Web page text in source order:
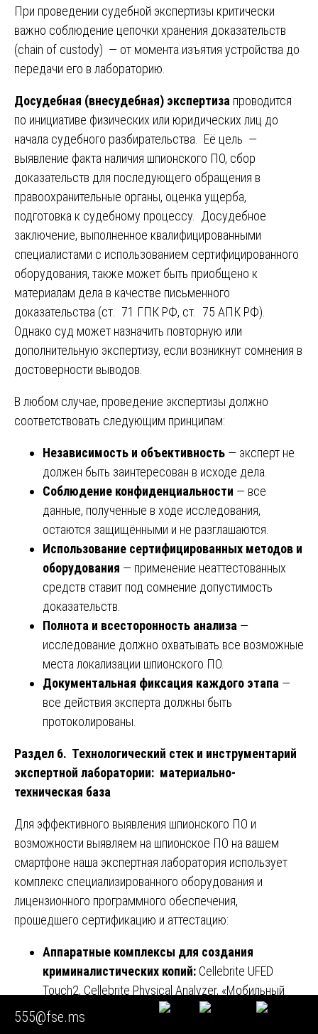
При проведении судебной экспертизы критически
важно соблюдение цепочки хранения доказательств
(chain of custody) — от момента изъятия устройства до
передачи его в лабораторию.
Досудебная (внесудебная) экспертиза проводится
по инициативе физических или юридических лиц до
начала судебного разбирательства. Её цель —
выявление факта наличия шпионского ПО, сбор
доказательств для последующего обращения в
правоохранительные органы, оценка ущерба,
подготовка к судебному процессу. Досудебное
заключение, выполненное квалифицированными
специалистами с использованием сертифицированного
оборудования, также может быть приобщено к
материалам дела в качестве письменного
доказательства (ст. 71 ГПК РФ, ст. 75 АПК РФ).
Однако суд может назначить повторную или
дополнительную экспертизу, если возникнут сомнения в
достоверности выводов.
В любом случае, проведение экспертизы должно
соответствовать следующим принципам:
Независимость и объективность — эксперт не
должен быть заинтересован в исходе дела.
Соблюдение конфиденциальности — все
данные, полученные в ходе исследования,
остаются защищёнными и не разглашаются.
Использование сертифицированных методов и
оборудования — применение неаттестованных
средств ставит под сомнение допустимость
доказательств.
Полнота и всесторонность анализа —
исследование должно охватывать все возможные
места локализации шпионского ПО.
Документальная фиксация каждого этапа —
все действия эксперта должны быть
протоколированы.
Раздел 6. Технологический стек и инструментарий
экспертной лаборатории: материально-
техническая база
Для эффективного выявления шпионского ПО и
возможности выявляем на шпионское ПО на вашем
смартфоне наша экспертная лаборатория использует
комплекс специализированного оборудования и
лицензионного программного обеспечения,
прошедшего сертификацию и аттестацию:
Аппаратные комплексы для создания
криминалистических копий: Cellebrite UFED
Touch2, Cellebrite Physical Analyzer, «Мобильный
криминалист» (российская разработка), XRY,
555@fse.ms